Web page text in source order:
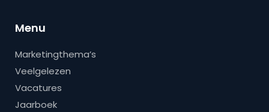
Menu
Marketingthema’s
Veelgelezen
Vacatures
Jaarboek